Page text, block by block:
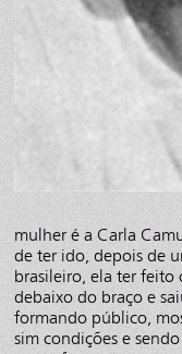
mulher é a Carla
de ter ido, depois de
brasileiro, ela ter
debaixo do braço e
formando público,
sim condições e